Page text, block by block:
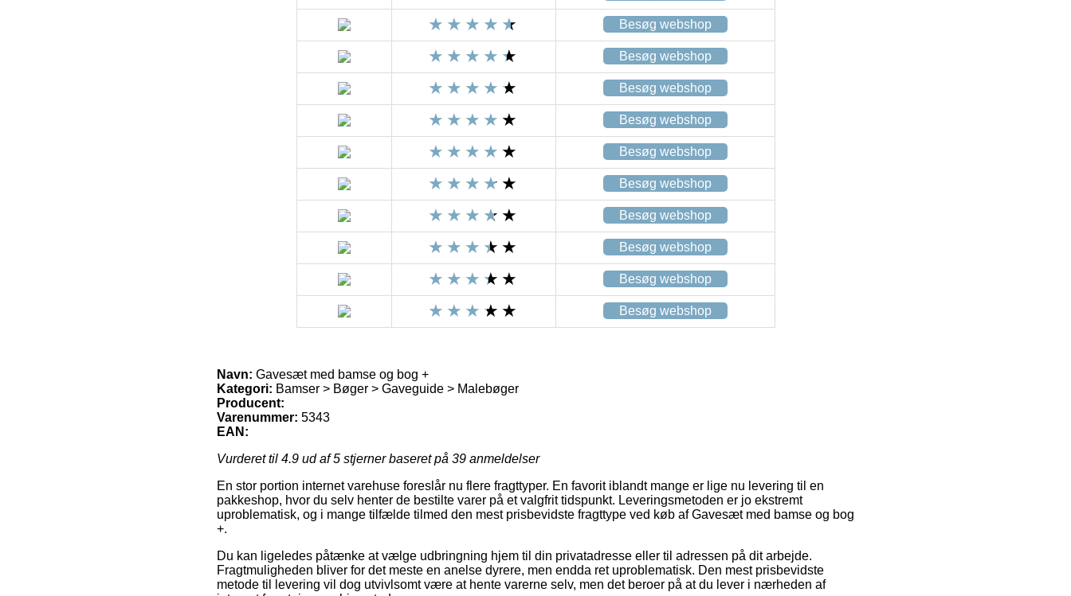
Besøg webshop
Besøg webshop
Besøg webshop
Besøg webshop
Besøg webshop
Besøg webshop
Besøg webshop
Besøg webshop
Besøg webshop
Besøg webshop
Navn: Gavesæt med bamse og bog +
Kategori: Bamser > Bøger > Gaveguide > Malebøger
Producent:
Varenummer: 5343
EAN:
Vurderet til 4.9 ud af 5 stjerner baseret på 39 anmeldelser
En stor portion internet varehuse foreslår nu flere fragttyper. En favorit iblandt mange er lige nu levering til en
pakkeshop, hvor du selv henter de bestilte varer på et valgfrit tidspunkt. Leveringsmetoden er jo ekstremt
uproblematisk, og i mange tilfælde tilmed den mest prisbevidste fragttype ved køb af Gavesæt med bamse og bog
+.
Du kan ligeledes påtænke at vælge udbringning hjem til din privatadresse eller til adressen på dit arbejde.
Fragtmuligheden bliver for det meste en anelse dyrere, men endda ret uproblematisk. Den mest prisbevidste
metode til levering vil dog utvivlsomt være at hente varerne selv, men det beroer på at du lever i nærheden af